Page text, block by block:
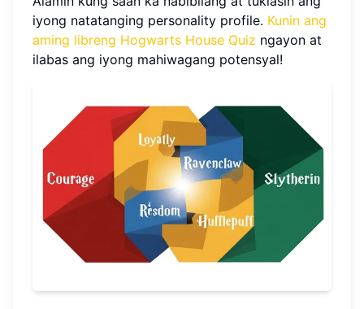
iyong natatanging personality profile. Kunin ang
aming libreng Hogwarts House Quiz ngayon at
ilabas ang iyong mahiwagang potensyal!